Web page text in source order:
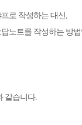
로 작성하는 대신,
노트를 작성하는 방
같습니다.